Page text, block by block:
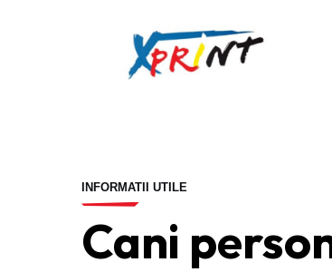
INFORMATII UTILE
Cani